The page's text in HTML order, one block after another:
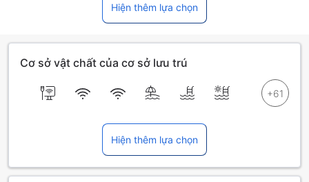
Hiện thêm lựa chọn
Cơ sở vật chất của cơ sở lưu trú
Hiện thêm lựa chọn